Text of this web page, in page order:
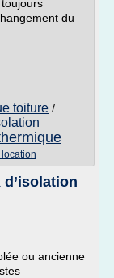
du
toiture /
ou ancienne